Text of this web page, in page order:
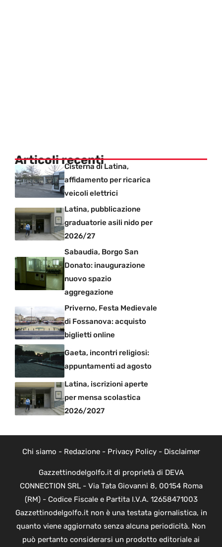
Articoli recenti
Cisterna di Latina,
affidamento per ricarica
veicoli elettrici
Latina, pubblicazione
graduatorie asili nido per
2026/27
Sabaudia, Borgo San
Donato: inaugurazione
nuovo spazio
aggregazione
Priverno, Festa Medievale
di Fossanova: acquisto
biglietti online
Gaeta, incontri religiosi:
appuntamenti ad agosto
Latina, iscrizioni aperte
per mensa scolastica
2026/2027
Chi siamo - Redazione- Privacy Policy- Disclaimer
Gazzettinodelgolfo.it di proprietà di DEVA
CONNECTION SRL - Via Tata Giovanni 8, 00154 Roma
(RM) - Codice Fiscale e Partita I.V.A. 12658471003
Gazzettinodelgolfo.it non è una testata giornalistica, in
quanto viene aggiornato senza alcuna periodicità. Non
può pertanto considerarsi un prodotto editoriale ai